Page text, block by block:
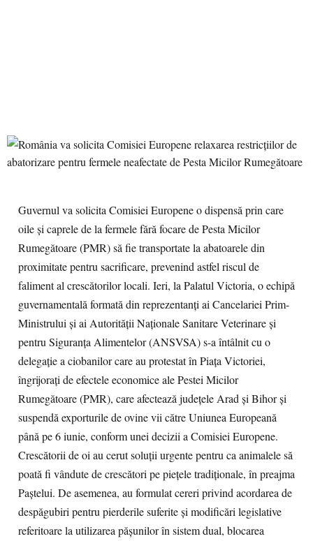
Guvernul va solicita Comisiei Europene o dispensă prin care
oile și caprele de la fermele fără focare de Pesta Micilor
Rumegătoare (PMR) să fie transportate la abatoarele din
proximitate pentru sacrificare, prevenind astfel riscul de
faliment al crescătorilor locali. Ieri, la Palatul Victoria, o echipă
guvernamentală formată din reprezentanți ai Cancelariei Prim-
Ministrului și ai Autorității Naționale Sanitare Veterinare și
pentru Siguranța Alimentelor (ANSVSA) s-a întâlnit cu o
delegație a ciobanilor care au protestat în Piața Victoriei,
îngrijorați de efectele economice ale Pestei Micilor
Rumegătoare (PMR), care afectează județele Arad și Bihor și
suspendă exporturile de ovine vii către Uniunea Europeană
până pe 6 iunie, conform unei decizii a Comisiei Europene.
Crescătorii de oi au cerut soluții urgente pentru ca animalele să
poată fi vândute de crescători pe piețele tradiționale, în preajma
Paștelui. De asemenea, au formulat cereri privind acordarea de
despăgubiri pentru pierderile suferite și modificări legislative
referitoare la utilizarea pășunilor în sistem dual, blocarea